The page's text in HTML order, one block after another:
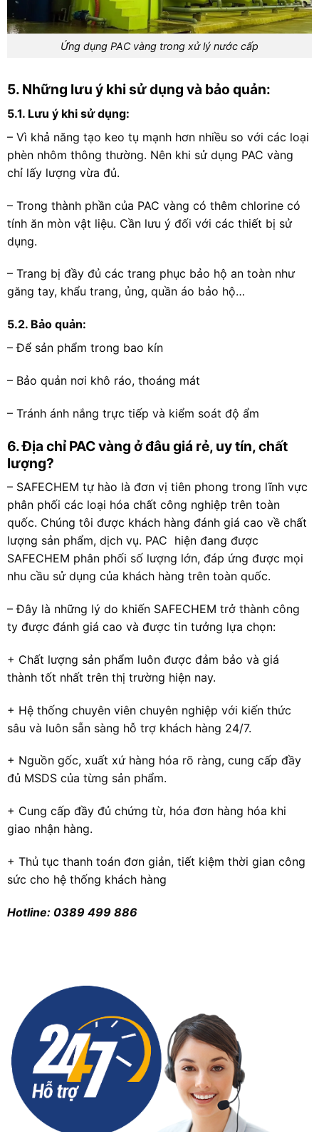
Ứng dụng PAC vàng trong xử lý nước cấp
5. Những lưu ý khi sử dụng và bảo quản:
5.1. Lưu ý khi sử dụng:
– Vì khả năng tạo keo tụ mạnh hơn nhiều so với các loại
phèn nhôm thông thường. Nên khi sử dụng PAC vàng
chỉ lấy lượng vừa đủ.
– Trong thành phần của PAC vàng có thêm chlorine có
tính ăn mòn vật liệu. Cần lưu ý đối với các thiết bị sử
dụng.
– Trang bị đầy đủ các trang phục bảo hộ an toàn như
găng tay, khẩu trang, ủng, quần áo bảo hộ…
5.2. Bảo quản:
– Để sản phẩm trong bao kín
– Bảo quản nơi khô ráo, thoáng mát
– Tránh ánh nắng trực tiếp và kiểm soát độ ẩm
6. Địa chỉ PAC vàng ở đâu giá rẻ, uy tín, chất
lượng?
– SAFECHEM tự hào là đơn vị tiên phong trong lĩnh vực
phân phối các loại hóa chất công nghiệp trên toàn
quốc. Chúng tôi được khách hàng đánh giá cao về chất
lượng sản phẩm, dịch vụ. PAC hiện đang được
SAFECHEM phân phối số lượng lớn, đáp ứng được mọi
nhu cầu sử dụng của khách hàng trên toàn quốc.
– Đây là những lý do khiến SAFECHEM trở thành công
ty được đánh giá cao và được tin tưởng lựa chọn:
+ Chất lượng sản phẩm luôn được đảm bảo và giá
thành tốt nhất trên thị trường hiện nay.
+ Hệ thống chuyên viên chuyên nghiệp với kiến thức
sâu và luôn sẵn sàng hỗ trợ khách hàng 24/7.
+ Nguồn gốc, xuất xứ hàng hóa rõ ràng, cung cấp đầy
đủ MSDS của từng sản phẩm.
+ Cung cấp đầy đủ chứng từ, hóa đơn hàng hóa khi
giao nhận hàng.
+ Thủ tục thanh toán đơn giản, tiết kiệm thời gian công
sức cho hệ thống khách hàng
Hotline: 0389 499 886